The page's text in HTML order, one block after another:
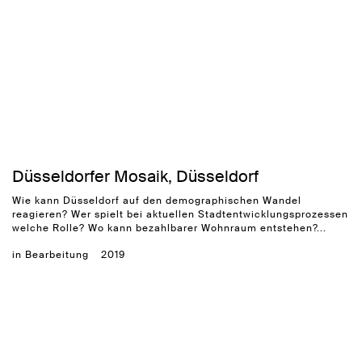
Düsseldorfer Mosaik, Düsseldorf
Wie kann Düsseldorf auf den demographischen Wandel
reagieren? Wer spielt bei aktuellen Stadtentwicklungsprozessen
welche Rolle? Wo kann bezahlbarer Wohnraum entstehen?...
in Bearbeitung 2019